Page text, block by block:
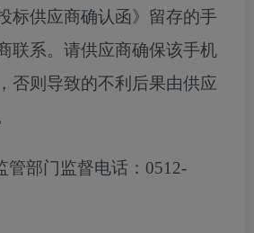
标供应商确认函》留存的手
联系。请供应商确保该手机
否则导致的不利后果由供应
管部门监督电话：0512-